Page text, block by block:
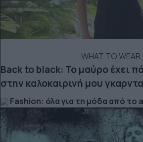
WHAT TO WEAR
Back to black: Το μαύρο έχει
στην καλοκαιρινή μου
Fashion: όλα για τη μόδα από το